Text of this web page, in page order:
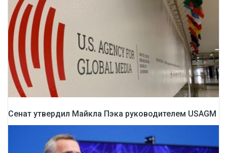
Cенат утвердил Майкла Пэка руководителем USAGM